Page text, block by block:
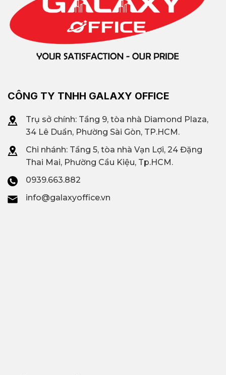
CÔNG TY TNHH GALAXY OFFICE
Trụ sở chính: Tầng 9, tòa nhà Diamond Plaza,
34 Lê Duẩn, Phường Sài Gòn, TP.HCM.
Chi nhánh: Tầng 5, tòa nhà Vạn Lợi, 24 Đặng
Thai Mai, Phường Cầu Kiệu, Tp.HCM.
0939.663.882
info@galaxyoffice.vn